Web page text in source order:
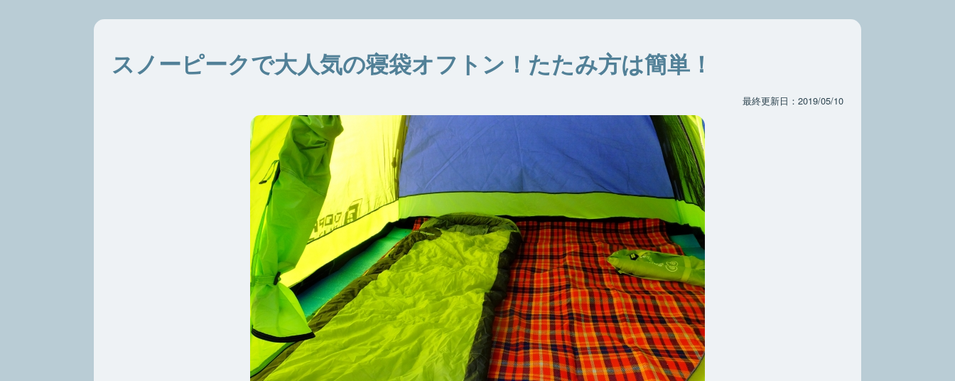
スノーピークで大人気の寝袋オフトン！たたみ方は簡単！
最終更新日：2019/05/10